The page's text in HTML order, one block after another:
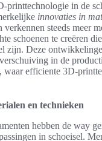
printtechnologie in de
innovaties in
verkennen steeds meer
schoenen te creëren
zijn. Deze
in de
waar efficiente 3D-
en technieken
hebben de way
in schoeisel.